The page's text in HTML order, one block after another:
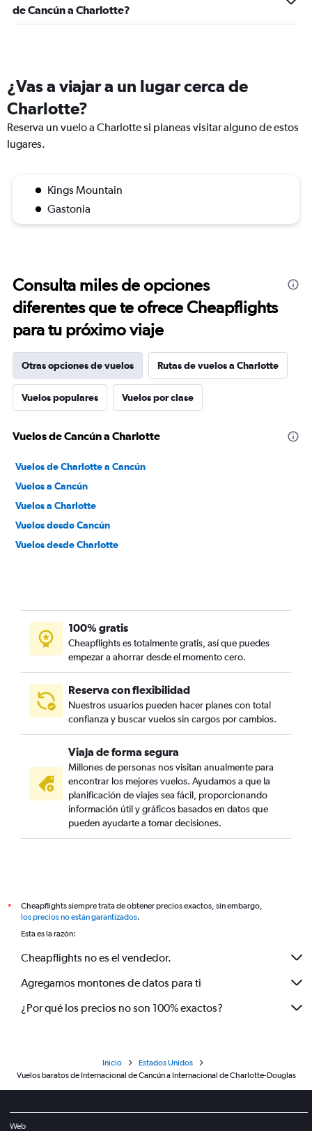
de Cancún a Charlotte?
¿Vas a viajar a un lugar cerca de
Charlotte?
Reserva un vuelo a Charlotte si planeas visitar alguno de estos
lugares.
Kings Mountain
Gastonia
Consulta miles de opciones
diferentes que te ofrece Cheapflights
para tu próximo viaje
Otras opciones de vuelos Rutas de vuelos a Charlotte
Vuelos populares Vuelos por clase
Vuelos de Cancún a Charlotte
Vuelos de Charlotte a Cancún
Vuelos a Cancún
Vuelos a Charlotte
Vuelos desde Cancún
Vuelos desde Charlotte
100% gratis
Cheapflights es totalmente gratis, así que puedes
empezar a ahorrar desde el momento cero.
Reserva con flexibilidad
Nuestros usuarios pueden hacer planes con total
confianza y buscar vuelos sin cargos por cambios.
Viaja de forma segura
Millones de personas nos visitan anualmente para
encontrar los mejores vuelos. Ayudamos a que la
planificación de viajes sea fácil, proporcionando
información útil y gráficos basados en datos que
pueden ayudarte a tomar decisiones.
*
Cheapflights siempre trata de obtener precios exactos, sin embargo,
los precios no están garantizados.
Esta es la razón:
Cheapflights no es el vendedor.
Agregamos montones de datos para ti
¿Por qué los precios no son 100% exactos?
Inicio
Estados Unidos
Vuelos baratos de Internacional de Cancún a Internacional de Charlotte-Douglas
Web